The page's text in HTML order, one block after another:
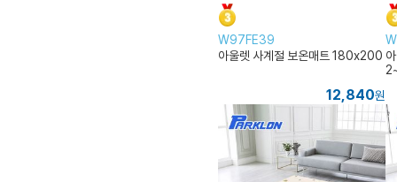
W97FE39
아울렛 사계절 보온매트 180x200
12,840원